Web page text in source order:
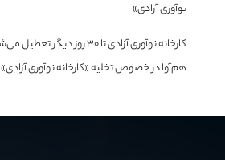
نوآوری آزادی»
کارخانه نوآوری آزادی تا ۳۰ روز دیگر تعطیل می‌شود
هم‌آوا در خصوص تخلیه «کارخانه نوآوری آزادی»